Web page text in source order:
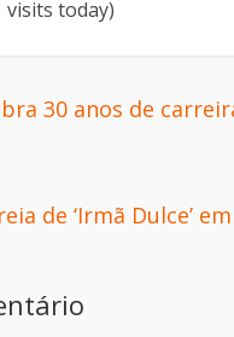
visits today)
30 anos de
de ‘Irmã Dulce’